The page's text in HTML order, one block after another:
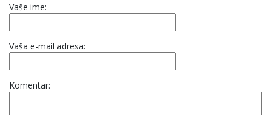
Vaše ime:
Vaša e-mail adresa:
Komentar: